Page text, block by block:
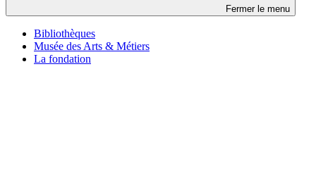
Fermer le menu
Bibliothèques
Musée des Arts & Métiers
La fondation